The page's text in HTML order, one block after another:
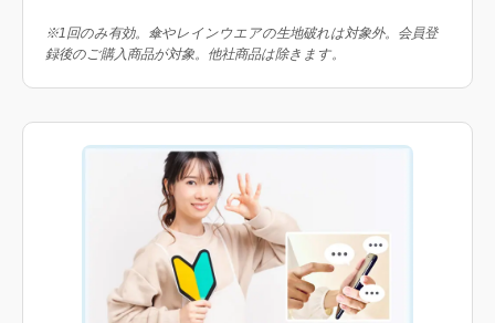
※1回のみ有効。傘やレインウエアの生地破れは対象外。会員登
録後のご購入商品が対象。他社商品は除きます。